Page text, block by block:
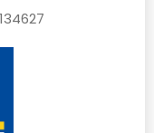
134627